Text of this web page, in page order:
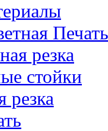
Печать
резка
стойки
резка